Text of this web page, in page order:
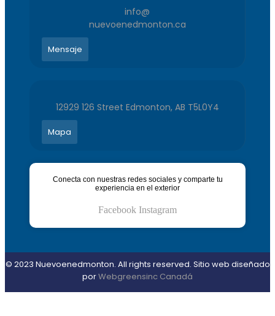
info@
nuevoenedmonton.ca
Mensaje
12929 126 Street Edmonton, AB T5L0Y4
Mapa
Conecta con nuestras redes sociales y comparte tu
experiencia en el exterior
Facebook Instagram
© 2023 Nuevoenedmonton. All rights reserved. Sitio web diseñado
porWebgreensinc Canadá